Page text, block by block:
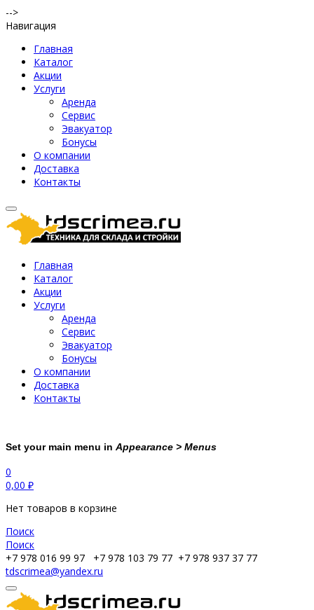
-->
Навигация
Главная
Каталог
Акции
Услуги
Аренда
Сервис
Эвакуатор
Бонусы
О компании
Доставка
Контакты
Главная
Каталог
Акции
Услуги
Аренда
Сервис
Эвакуатор
Бонусы
О компании
Доставка
Контакты
Set your main menu in Appearance > Menus
0
0,00 ₽
Нет товаров в корзине
Поиск
Поиск
+7 978 016 99 97
+7 978 103 79 77 +7 978 937 37 77
tdscrimea@yandex.ru